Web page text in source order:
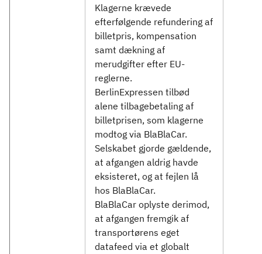
Klagerne krævede
efterfølgende refundering af
billetpris, kompensation
samt dækning af
merudgifter efter EU-
reglerne.
BerlinExpressen tilbød
alene tilbagebetaling af
billetprisen, som klagerne
modtog via BlaBlaCar.
Selskabet gjorde gældende,
at afgangen aldrig havde
eksisteret, og at fejlen lå
hos BlaBlaCar.
BlaBlaCar oplyste derimod,
at afgangen fremgik af
transportørens eget
datafeed via et globalt